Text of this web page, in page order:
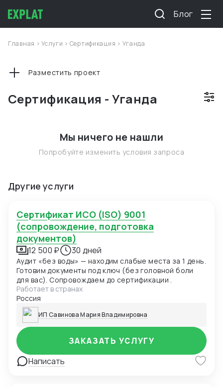
Блог
Главная >Услуги > Сертификация > Уганда
Сертификация - Уганда
Разместить проект
Мы ничего не нашли
Попробуйте изменить условия запроса
Другие услуги
Сертификат ИСО (ISO) 9001
(сопровождение, подготовка
документов)
12 500 ₽ 30 дней
Аудит «без воды» — находим слабые места за 1 день.
Готовим документы под ключ (без головной боли
для вас). Сопровождаем до сертификации .
Работает в странах
Россия
ИП Савинова Мария Владимировна
Написать
ЗАКАЗАТЬ УСЛУГУ